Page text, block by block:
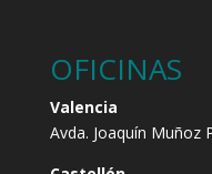
OFICINAS
Valencia
Avda. Joaquín Muñoz